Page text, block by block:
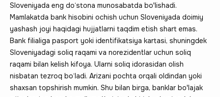
Sloveniyada eng do‘stona munosabatda bo'lishadi.
Mamlakatda bank hisobini ochish uchun Sloveniyada doimiy
yashash joyi haqidagi hujjatlarni taqdim etish shart emas.
Bank filialiga pasport yoki identifikatsiya kartasi, shuningdek
Sloveniyadagi soliq raqami va norezidentlar uchun soliq
raqami bilan kelish kifoya. Ularni soliq idorasidan olish
nisbatan tezroq bo‘ladi. Arizani pochta orqali oldindan yoki
shaxsan topshirish mumkin. Shu bilan birga, banklar bo'lajak